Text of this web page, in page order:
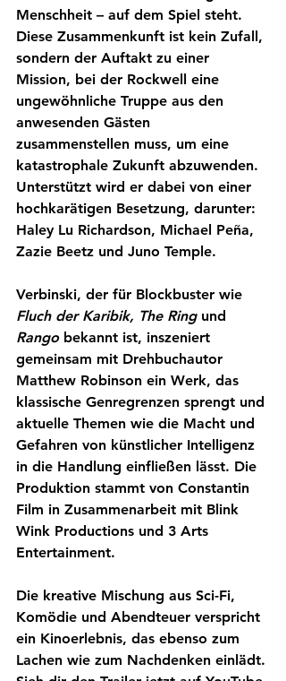
Menschheit – auf dem Spiel steht.
Diese Zusammenkunft ist kein Zufall,
sondern der Auftakt zu einer
Mission, bei der Rockwell eine
ungewöhnliche Truppe aus den
anwesenden Gästen
zusammenstellen muss, um eine
katastrophale Zukunft abzuwenden.
Unterstützt wird er dabei von einer
hochkarätigen Besetzung, darunter:
Haley Lu Richardson, Michael Peña,
Zazie Beetz und Juno Temple.
Verbinski, der für Blockbuster wie
Fluch der Karibik, The Ring und
Rango bekannt ist, inszeniert
gemeinsam mit Drehbuchautor
Matthew Robinson ein Werk, das
klassische Genregrenzen sprengt und
aktuelle Themen wie die Macht und
Gefahren von künstlicher Intelligenz
in die Handlung einfließen lässt. Die
Produktion stammt von Constantin
Film in Zusammenarbeit mit Blink
Wink Productions und 3 Arts
Entertainment.
Die kreative Mischung aus Sci-Fi,
Komödie und Abendteuer verspricht
ein Kinoerlebnis, das ebenso zum
Lachen wie zum Nachdenken einlädt.